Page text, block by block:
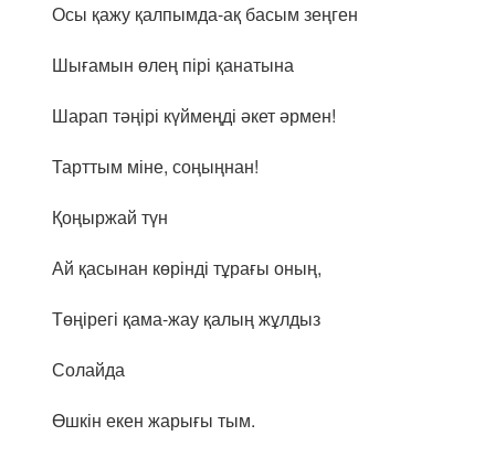
Осы қажу қалпымда-ақ басым зеңген
Шығамын өлең пірі қанатына
Шарап тәңірі күймеңді әкет әрмен!
Тарттым міне, соңыңнан!
Қоңыржай түн
Ай қасынан көрінді тұрағы оның,
Төңірегі қама-жау қалың жұлдыз
Солайда
Өшкін екен жарығы тым.